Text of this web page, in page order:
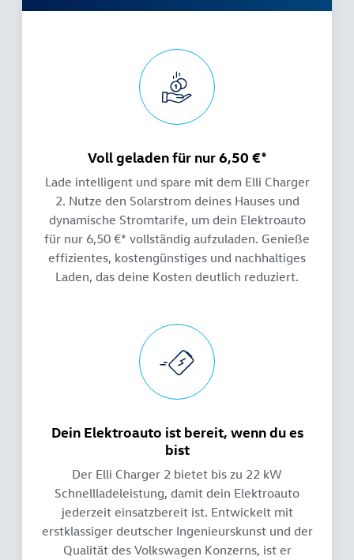
Voll geladen für nur 6,50 €*
Lade intelligent und spare mit dem Elli Charger
2. Nutze den Solarstrom deines Hauses und
dynamische Stromtarife, um dein Elektroauto
für nur 6,50 €* vollständig aufzuladen. Genieße
effizientes, kostengünstiges und nachhaltiges
Laden, das deine Kosten deutlich reduziert.
Dein Elektroauto ist bereit, wenn du es
bist
Der Elli Charger 2 bietet bis zu 22 kW
Schnellladeleistung, damit dein Elektroauto
jederzeit einsatzbereit ist. Entwickelt mit
erstklassiger deutscher Ingenieurskunst und der
Qualität des Volkswagen Konzerns, ist er